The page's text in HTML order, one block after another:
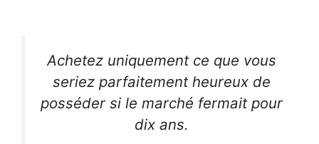
Achetez uniquement ce que vous
seriez parfaitement heureux de
posséder si le marché fermait pour
dix ans.